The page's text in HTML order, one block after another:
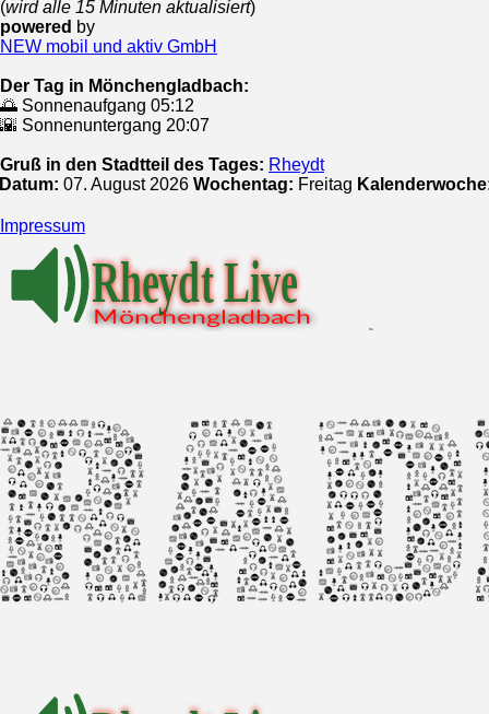
(wird alle 15 Minuten aktualisiert)
powered by
NEW mobil und aktiv GmbH
Der Tag in Mönchengladbach:
🌅 Sonnenaufgang 05:12
🌇 Sonnenuntergang 20:07
Gruß in den Stadtteil des Tages: Rheydt
07. August 2026 Wochentag: Freitag
Impressum